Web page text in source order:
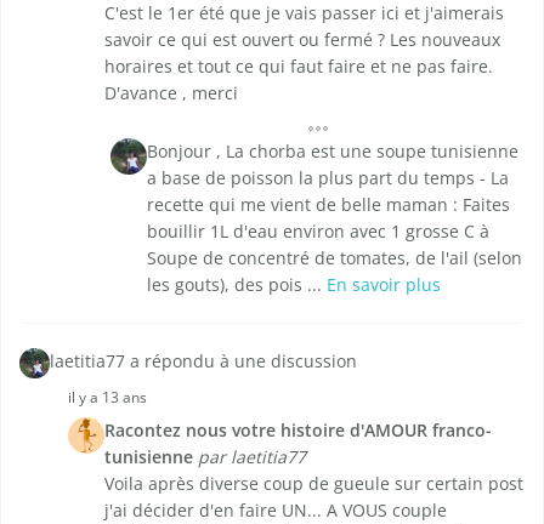
C'est le 1er été que je vais passer ici et j'aimerais
savoir ce qui est ouvert ou fermé ? Les nouveaux
horaires et tout ce qui faut faire et ne pas faire.
D'avance , merci
Bonjour , La chorba est une soupe tunisienne
a base de poisson la plus part du temps - La
recette qui me vient de belle maman : Faites
bouillir 1L d'eau environ avec 1 grosse C à
Soupe de concentré de tomates, de l'ail (selon
les gouts), des pois ... En savoir plus
laetitia77 a répondu à une discussion
il y a 13 ans
Racontez nous votre histoire d'AMOUR franco-
tunisienne par laetitia77
Voila après diverse coup de gueule sur certain post
j'ai décider d'en faire UN... A VOUS couple